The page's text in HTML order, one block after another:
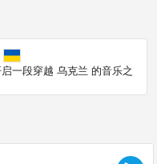
一段穿越 乌克兰 的音乐之